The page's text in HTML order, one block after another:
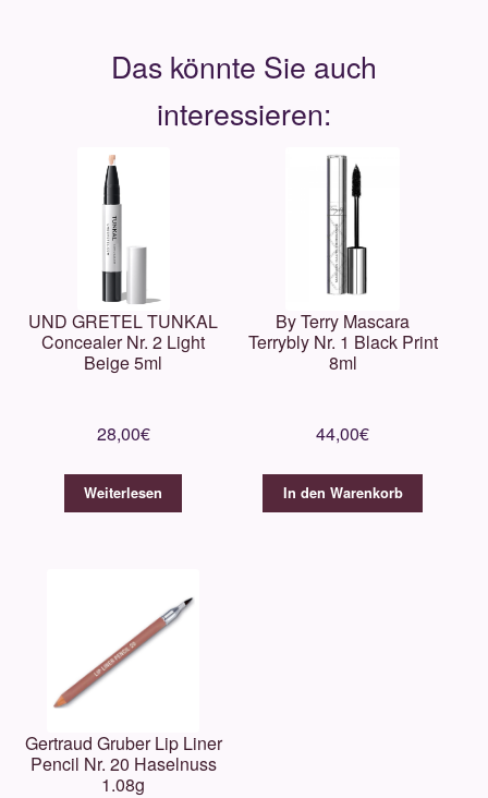
UND GRETEL TUNKAL
Concealer Nr. 2 Light
Beige 5ml
28,00€
Weiterlesen
By Terry Mascara
Terrybly Nr. 1 Black Print
8ml
44,00€
In den Warenkorb
Gertraud Gruber Lip Liner
Pencil Nr. 20 Haselnuss
1.08g